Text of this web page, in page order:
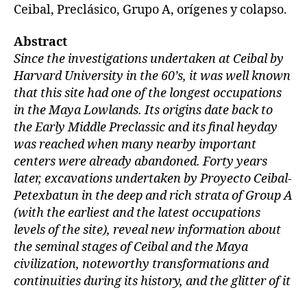
Ceibal, Preclásico, Grupo A, orígenes y colapso.
Abstract
Since the investigations undertaken at Ceibal by
Harvard University in the 60’s, it was well known
that this site had one of the longest occupations
in the Maya Lowlands. Its origins date back to
the Early Middle Preclassic and its final heyday
was reached when many nearby important
centers were already abandoned. Forty years
later, excavations undertaken by Proyecto Ceibal-
Petexbatun in the deep and rich strata of Group A
(with the earliest and the latest occupations
levels of the site), reveal new information about
the seminal stages of Ceibal and the Maya
civilization, noteworthy transformations and
continuities during its history, and the glitter of it